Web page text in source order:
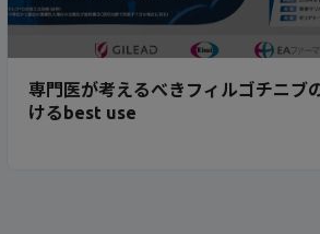
専門医が考えるべきフィルゴチニブ
けるbest use